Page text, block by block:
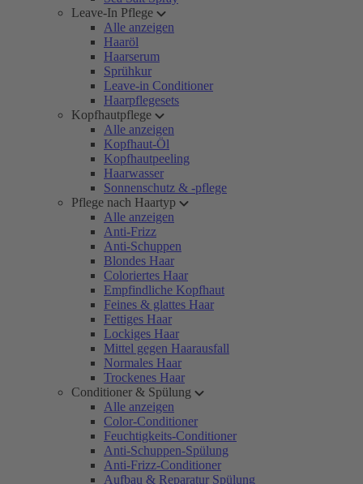
Leave-In Pflege
Alle anzeigen
Haaröl
Haarserum
Sprühkur
Leave-in Conditioner
Haarpflegesets
Kopfhautpflege
Alle anzeigen
Kopfhaut-Öl
Kopfhautpeeling
Haarwasser
Sonnenschutz & -pflege
Pflege nach Haartyp
Alle anzeigen
Anti-Frizz
Anti-Schuppen
Blondes Haar
Coloriertes Haar
Empfindliche Kopfhaut
Feines & glattes Haar
Fettiges Haar
Lockiges Haar
Mittel gegen Haarausfall
Normales Haar
Trockenes Haar
Conditioner & Spülung
Alle anzeigen
Color-Conditioner
Feuchtigkeits-Conditioner
Anti-Schuppen-Spülung
Anti-Frizz-Conditioner
Aufbau & Reparatur Spülung